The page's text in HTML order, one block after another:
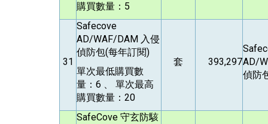
購買數量：5
31
Safecove
AD/WAF/DAM 入侵
偵防包(每年訂閱)
單次最低購買數
量：6 、 單次最高
購買數量：20
套 393,297AD/
偵防
SafeCove 守玄防駭